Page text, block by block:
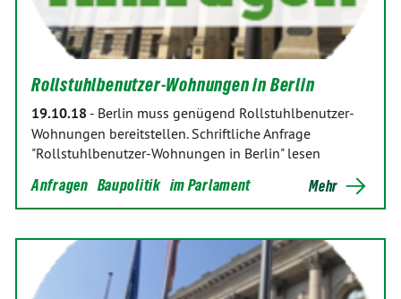
Rollstuhlbenutzer-Wohnungen in Berlin
19.10.18 - Berlin muss genügend Rollstuhlbenutzer-
Wohnungen bereitstellen. Schriftliche Anfrage
"Rollstuhlbenutzer-Wohnungen in Berlin" lesen
Anfragen Baupolitik im Parlament Mehr